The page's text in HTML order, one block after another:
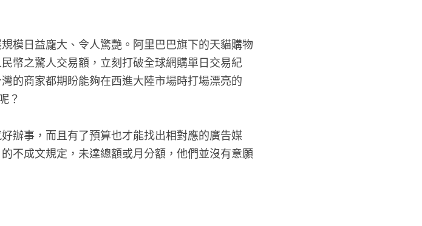
模日益龐大、令人驚艷。阿里巴巴旗下的天貓購物
幣之驚人交易額，立刻打破全球網購單日交易紀
的商家都期盼能夠在西進大陸市場時打場漂亮的
？
辦事，而且有了預算也才能找出相對應的廣告媒
不成文規定，未達總額或月分額，他們並沒有意願